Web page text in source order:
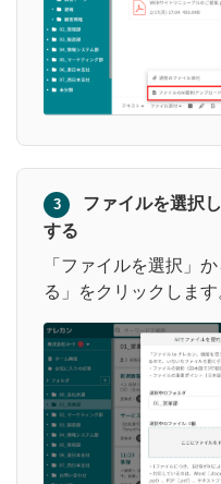
3
ファイルを選択
する
「ファイルを選択」
る」をクリックします